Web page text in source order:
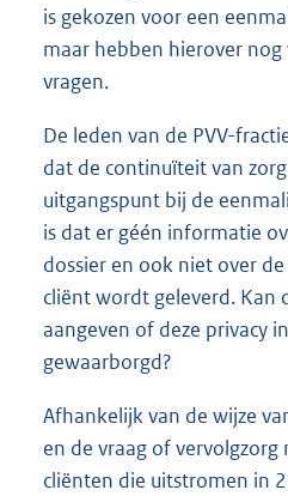
is gekozen voor een
maar hebben hierover
vragen.
De leden van de PVV-
dat de continuïteit van
uitgangspunt bij de
is dat er géén informatie
dossier en ook niet over
cliënt wordt geleverd. Kan
aangeven of deze privacy
gewaarborgd?
Afhankelijk van de wijze
en de vraag of
cliënten die uitstromen in